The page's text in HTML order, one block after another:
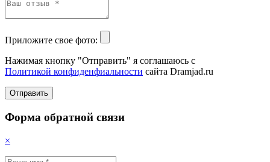
Приложите свое фото:
Нажимая кнопку "Отправить" я соглашаюсь с
Политикой конфиденфиальности сайта Dramjad.ru
Отправить
Форма обратной связи
×